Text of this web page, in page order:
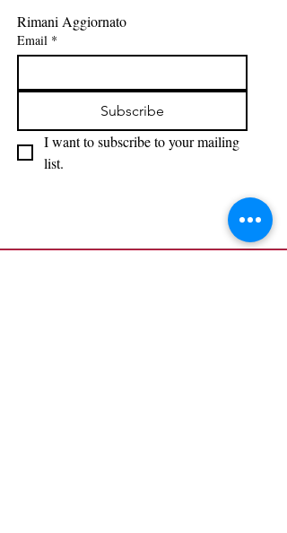
Rimani Aggiornato
Email *
Subscribe
I want to subscribe to your mailing
list.